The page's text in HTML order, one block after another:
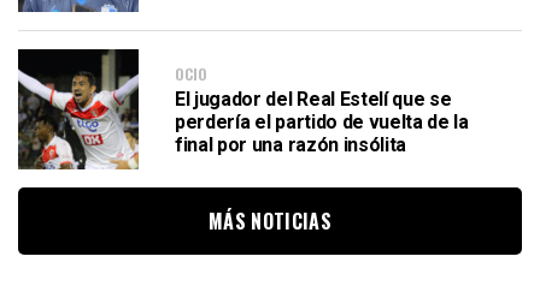
OCIO
El jugador del Real Estelí que se
perdería el partido de vuelta de la
final por una razón insólita
MÁS NOTICIAS